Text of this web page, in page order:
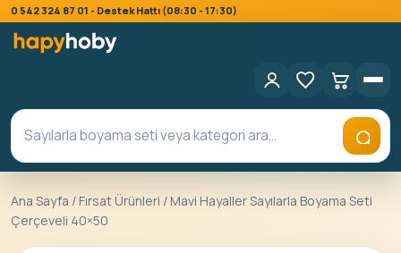
0 542 324 87 01 - Destek Hattı (08:30 - 17:30)
Ana Sayfa / Fırsat Ürünleri / Mavi Hayaller Sayılarla Boyama Seti
Çerçeveli 40×50